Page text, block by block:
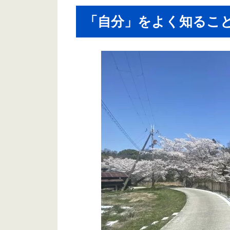
「自分」をよく知るこ